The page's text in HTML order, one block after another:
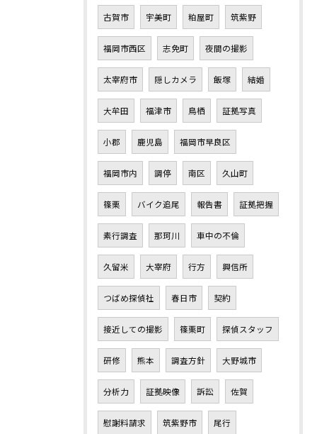
古賀市 宇美町 粕屋町 筑紫野
福岡市西区 志免町 夜間の撮影
太宰府市 隠しカメラ 飯塚 結婚
大牟田 福津市 鳥栖 証拠写真
小郡 鹿児島 福岡市早良区
福岡市内 調停 南区 久山町
篠栗 バイク追尾 報告書 証拠把握
素行調査 那珂川 車中の不倫
久留米 大宰府 行方 興信所
つばめ探偵社 春日市 契約
接近しての撮影 篠栗町 探偵スタッフ
研修 熊本 調査方針 大野城市
分析力 証拠映像 訴訟 佐賀
慰謝料請求 筑紫野市 尾行